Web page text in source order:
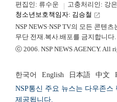
편집인: 류수운
고충처리인: 강
청소년보호책임자: 김승철 launch
NSP NEWS·NSP TV의 모든 콘텐
무단 전재.복사.배포를 금지합니다.
ⓒ 2006. NSP NEWS AGENCY. All
한국어 English 日本語 中文
NSP통신 주요 뉴스는 다우존스
제공됩니다.